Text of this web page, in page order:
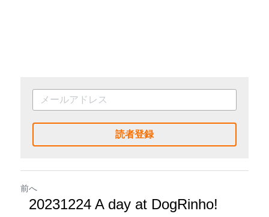
読者登録
前へ
20231224 A day at DogRinho!